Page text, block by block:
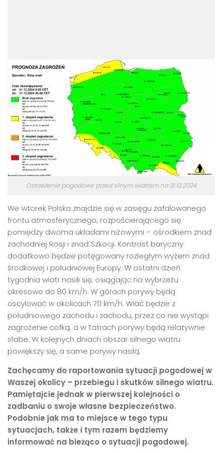
Ostrzeżenie pogodowe przed silnym wiatrem na 31.12.2024
We wtorek Polska znajdzie się w zasięgu zafalowanego
frontu atmosferycznego, rozpościerającego się
pomiędzy dwoma układami niżowymi – ośrodkiem znad
zachodniej Rosji i znad Szkocji. Kontrast baryczny
dodatkowo będzie potęgowany rozległym wyżem znad
środkowej i południowej Europy. W ostatni dzień
tygodnia wiatr nasili się, osiągając na wybrzeżu
okresowo do 80 km/h. W górach porywy będą
oscylować w okolicach 70 km/h. Wiać będzie z
południowego zachodu i zachodu, przez co nie wystąpi
zagrożenie cofką, a w Tatrach porywy będą relatywnie
słabe. W kolejnych dniach obszar silnego wiatru
powiększy się, a same porywy nasilą.
Zachęcamy do raportowania sytuacji pogodowej w
Waszej okolicy – przebiegu i skutków silnego wiatru.
Pamiętajcie jednak w pierwszej kolejności o
zadbaniu o swoje własne bezpieczeństwo.
Podobnie jak ma to miejsce w tego typu
sytuacjach, także i tym razem będziemy
informować na bieżąco o sytuacji pogodowej.